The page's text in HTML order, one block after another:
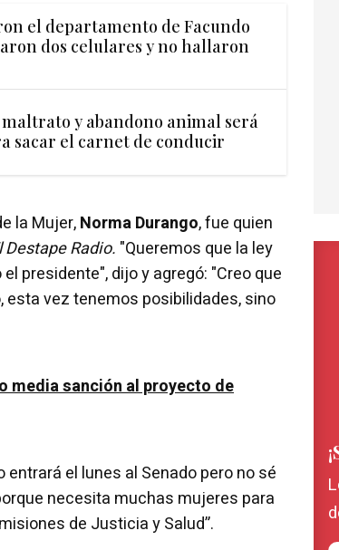
el departamento de Facundo
dos celulares y no hallaron
maltrato y abandono animal será
sacar el carnet de conducir
la Mujer,Norma Durango, fue quien
Destape Radio. "Queremos que la ley
presidente", dijo y agregó: "Creo que
esta vez tenemos posibilidades, sino
media sanción al proyecto de
el lunes al Senado pero no sé
necesita muchas mujeres para
de Justicia y Salud”.